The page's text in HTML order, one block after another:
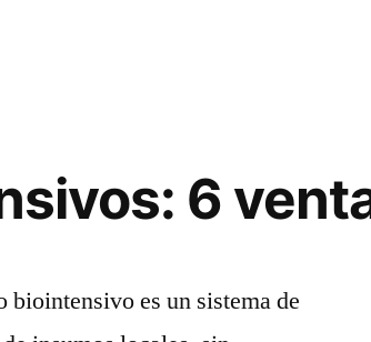
6
es un sistema de